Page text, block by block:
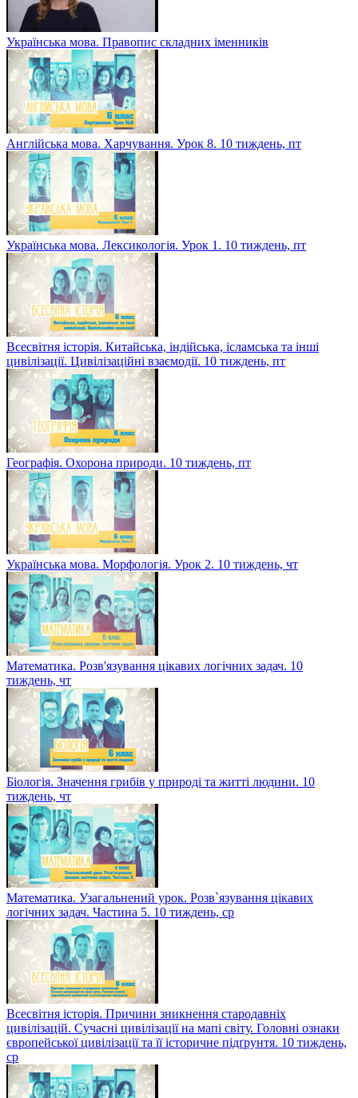
Українська мова. Правопис складних іменників
Англійська мова. Харчування. Урок 8. 10 тиждень, пт
Українська мова. Лексикологія. Урок 1. 10 тиждень, пт
Всесвітня історія. Китайська, індійська, ісламська та інші
цивілізації. Цивілізаційні взаємодії. 10 тиждень, пт
Географія. Охорона природи. 10 тиждень, пт
Українська мова. Морфологія. Урок 2. 10 тиждень, чт
Математика. Розв'язування цікавих логічних задач. 10
тиждень, чт
Біологія. Значення грибів у природі та житті людини. 10
тиждень, чт
Математика. Узагальнений урок. Розв`язування цікавих
логічних задач. Частина 5. 10 тиждень, ср
Всесвітня історія. Причини зникнення стародавніх
цивілізацій. Сучасні цивілізації на мапі світу. Головні ознаки
європейської цивілізації та її історичне підґрунтя. 10 тиждень,
ср